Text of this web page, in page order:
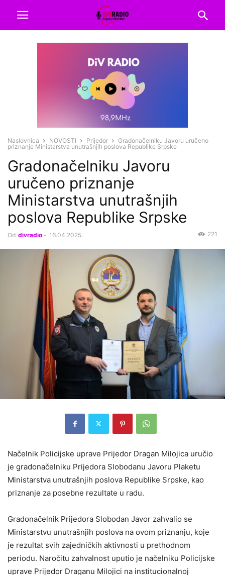
Naslovnica NOVOSTI Prijedor
Gradonačelniku Javoru uručeno
priznanje Ministarstva unutrašnjih poslova Republike Srpske
Gradonačelniku Javoru
uručeno priznanje
Ministarstva unutrašnjih
poslova Republike Srpske
Od divradio - 16.04.2025. 221
Načelnik Policijske uprave Prijedor Dragan Milojica uručio
je gradonačelniku Prijedora Slobodanu Javoru Plaketu
Ministarstva unutrašnjih poslova Republike Srpske, kao
priznanje za posebne rezultate u radu.
Gradonačelnik Prijedora Slobodan Javor zahvalio se
Ministarstvu unutrašnjih poslova na ovom priznanju, koje
je rezultat svih zajedničkih aktivnosti u prethodnom
periodu. Naročitu zahvalnost uputio je načelniku Policijske
uprave Prijedor Draganu Milojici na institucionalnoj